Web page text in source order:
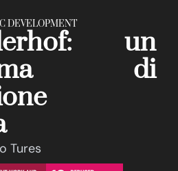
DEVELOPMENT
un
di
Tures